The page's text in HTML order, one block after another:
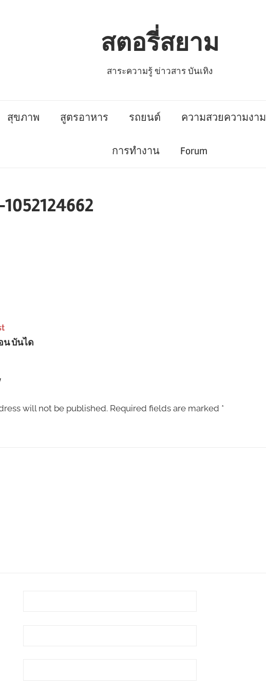
สตอรี่สยาม
สาระความรู้ ข่าวสาร บันเทิง
สุขภาพ สูตรอาหาร รถยนต์ ความสวยความงาม
การทำงาน Forum
น บันได
will not be published. Required fields are marked *